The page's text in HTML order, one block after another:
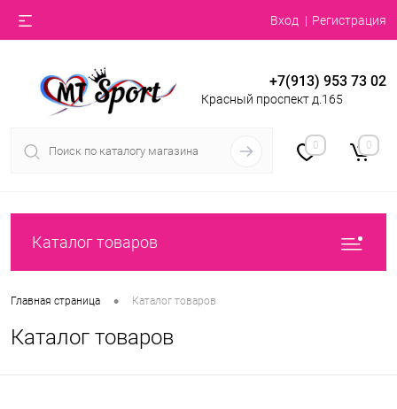
Вход Регистрация
+7(913) 953 73 02
Красный проспект д.165
0 0
Каталог товаров
Главная страница • Каталог товаров
Каталог товаров